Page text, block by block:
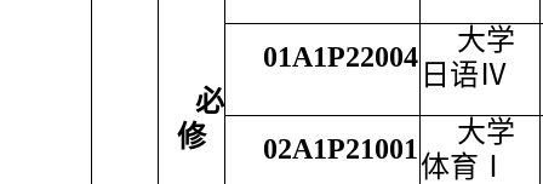
必
修
01A1P22004
大学
日语Ⅳ
02A1P21001
大学
体育Ⅰ